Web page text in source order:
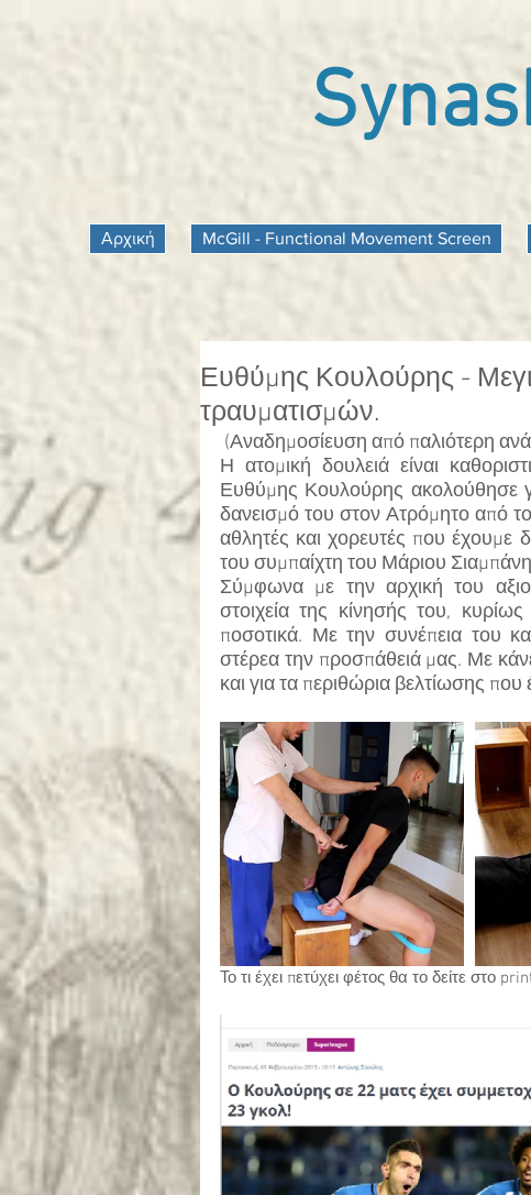
Αρχική McGill - Functional Movement Screen
Ευθύμης Κουλούρης -
τραυματισμών.
(Αναδημοσίευση από παλιότερη
Η ατομική δουλειά είναι
Ευθύμης Κουλούρης ακολούθησε
δανεισμό του στον Ατρόμητο από
αθλητές και χορευτές που
του συμπαίχτη του Μάριου
Σύμφωνα με την αρχική του
στοιχεία της κίνησής του,
ποσοτικά. Με την συνέπεια του
στέρεα την προσπάθειά μας. Με
και για τα περιθώρια βελτίωσης που
Το τι έχει πετύχει φέτος θα το δείτε στο